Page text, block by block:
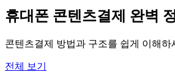
휴대폰 콘텐츠결제 완벽
콘텐츠결제 방법과 구조를 쉽게 이해하
전체 보기